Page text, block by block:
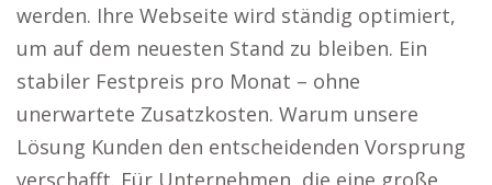
werden. Ihre Webseite wird ständig optimiert,
um auf dem neuesten Stand zu bleiben. Ein
stabiler Festpreis pro Monat – ohne
unerwartete Zusatzkosten. Warum unsere
Lösung Kunden den entscheidenden Vorsprung
verschafft. Für Unternehmen, die eine große